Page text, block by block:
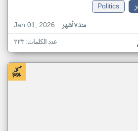
Politics
Jan 01, 2026
منذ ٧ أشهر
عدد الكلمات: ٢٢٣